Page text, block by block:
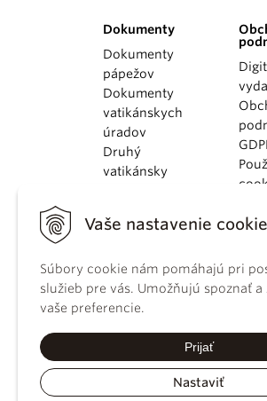
Vaše nastavenie
Súbory cookie nám pomáhajú pri
služieb pre vás. Umožňujú spoznať a
vaše preferencie.
Prijať
Nastaviť
Dokumenty
Dokumenty
pápežov
Dokumenty
vatikánskych
úradov
Druhý
vatikánsky
KBS
kánonického
práva
Katechizmus